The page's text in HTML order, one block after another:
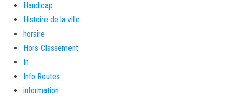
Handicap
Histoire de la ville
horaire
Hors-Classement
In
Info Routes
information